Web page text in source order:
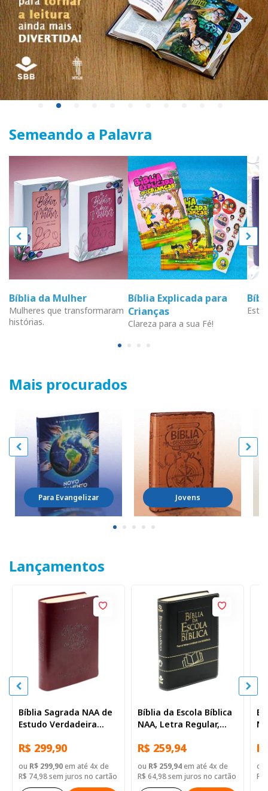
Semeando a Palavra
Bíblia da Mulher
Mulheres que transformaram
histórias.
Bíblia Explicada para
Crianças
Clareza para a sua Fé!
Mais procurados
Para Evangelizar Jovens
Lançamentos
Bíblia Sagrada NAA de
Estudo Verdadeira
Regular, com mapa,
Capa Couro Sintético
Ilustrada Marrom
R$ 299,90
ou R$ 299,90em até 4x de
R$ 74,98 sem juros no cartão
Bíblia da Escola Bíblica
NAA, Letra Regular,
Sintético Preta
R$ 259,94
ou R$ 259,94em até 4x de
R$ 64,98 sem juros no cartão
ou
R$